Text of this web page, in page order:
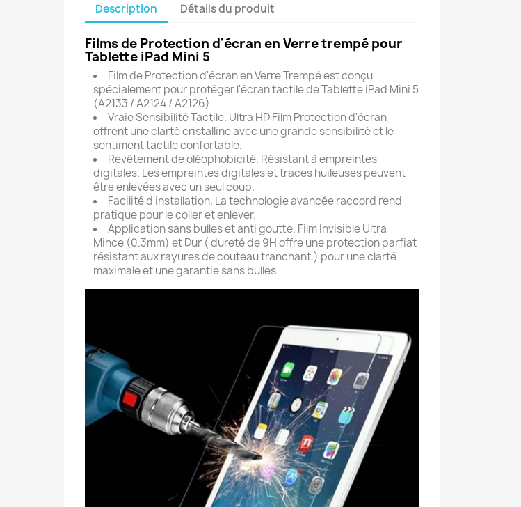
Description Détails du produit
Films de Protection d'écran en Verre trempé pour
Tablette iPad Mini 5
Film de Protection d'écran en Verre Trempé est conçu
spécialement pour protéger l'écran tactile de Tablette iPad Mini 5
(A2133 / A2124 / A2126)
Vraie Sensibilité Tactile. Ultra HD Film Protection d'écran
offrent une clarté cristalline avec une grande sensibilité et le
sentiment tactile confortable.
Revêtement de oléophobicité. Résistant à empreintes
digitales. Les empreintes digitales et traces huileuses peuvent
être enlevées avec un seul coup.
Facilité d'installation. La technologie avancée raccord rend
pratique pour le coller et enlever.
Application sans bulles et anti goutte. Film Invisible Ultra
Mince (0.3mm) et Dur ( dureté de 9H offre une protection parfiat
résistant aux rayures de couteau tranchant.) pour une clarté
maximale et une garantie sans bulles.